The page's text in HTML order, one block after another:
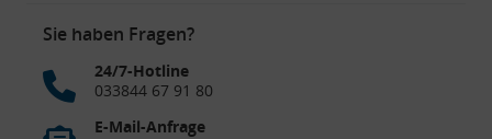
Sie haben Fragen?
24/7-Hotline
033844 67 91 80
E-Mail-Anfrage